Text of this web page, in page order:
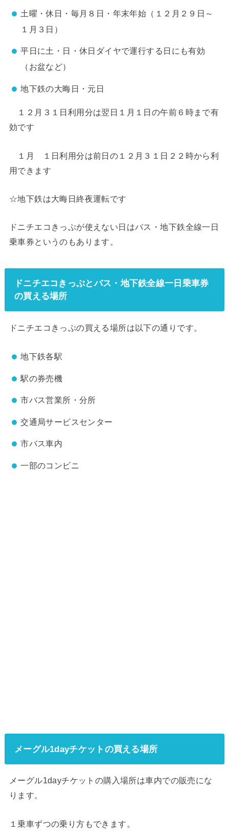
土曜・休日・毎月８日・年末年始（１２月２９日～
１月３日）
平日に土・日・休日ダイヤで運行する日にも有効
（お盆など）
地下鉄の大晦日・元日
１２月３１日利用分は翌日１月１日の午前６時まで有
効です
１月 １日利用分は前日の１２月３１日２２時から利
用できます
☆地下鉄は大晦日終夜運転です
ドニチエコきっぷが使えない日はバス・地下鉄全線一日
乗車券というのもあります。
ドニチエコきっぷとバス・地下鉄全線一日乗車券
の買える場所
ドニチエコきっぷの買える場所は以下の通りです。
地下鉄各駅
駅の券売機
市バス営業所・分所
交通局サービスセンター
市バス車内
一部のコンビニ
メーグル1dayチケットの買える場所
メーグル1dayチケットの購入場所は車内での販売にな
ります。
１乗車ずつの乗り方もできます。